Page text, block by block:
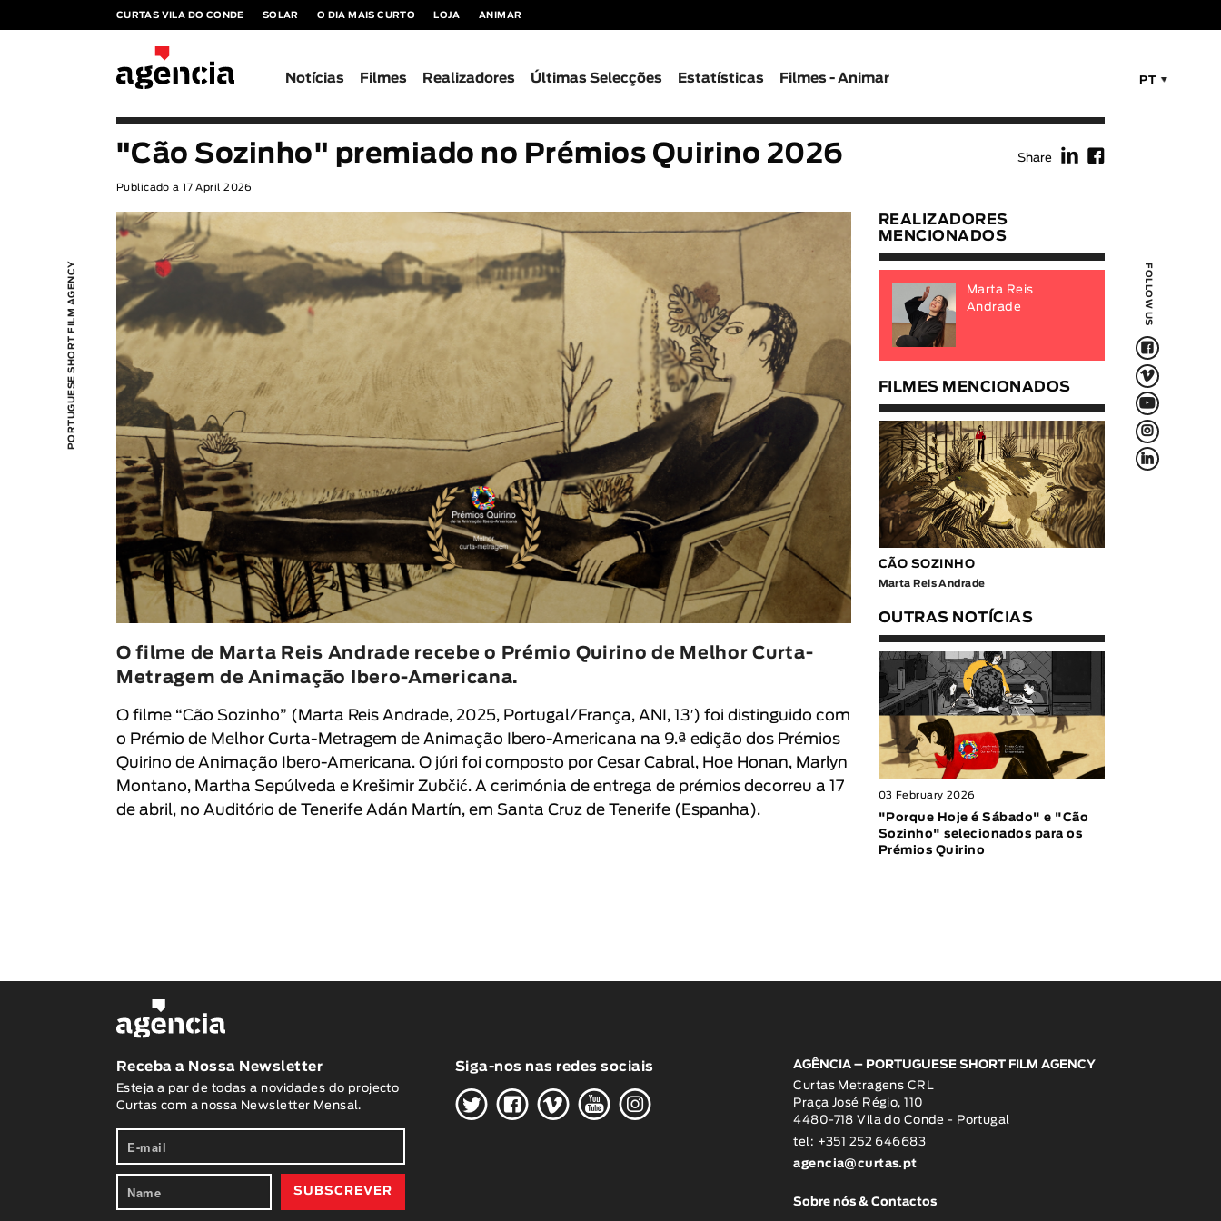
CURTAS VILA DO CONDE SOLAR O DIA MAIS CURTO LOJA ANIMAR
PT
Notícias Filmes Realizadores Últimas Selecções Estatísticas Filmes - Animar
PORTUGUESE SHORT FILM AGENCY FOLLOW US
F
V
Q
L
f
"Cão Sozinho" premiado no Prémios Quirino 2026
Publicado a 17 April 2026
Share f F
O filme de Marta Reis Andrade recebe o Prémio Quirino de Melhor Curta-
Metragem de Animação Ibero-Americana.
O filme “Cão Sozinho” ( Marta Reis Andrade, 2025, Portugal/França, ANI, 13′) foi distinguido com
o Prémio de Melhor Curta-Metragem de Animação Ibero-Americana na 9.ª edição dos Prémios
Quirino de Animação Ibero-Americana. O júri foi composto por Cesar Cabral, Hoe Honan, Marlyn
Montano, Martha Sepúlveda e Krešimir Zubčić. A cerimónia de entrega de prémios decorreu a 17
de abril, no Auditório de Tenerife Adán Martín, em Santa Cruz de Tenerife (Espanha).
REALIZADORES
MENCIONADOS
Marta Reis
Andrade
FILMES MENCIONADOS
CÃO SOZINHO
Marta Reis Andrade
OUTRAS NOTÍCIAS
03 February 2026
"Porque Hoje é Sábado" e "Cão
Sozinho" selecionados para os
Prémios Quirino
Receba a Nossa Newsletter
Esteja a par de todas a novidades do projecto
Curtas com a nossa Newsletter Mensal.
Siga-nos nas redes sociais
HGWOK
AGÊNCIA – PORTUGUESE SHORT FILM AGENCY
Curtas Metragens CRL
Praça José Régio, 110
4480-718 Vila do Conde - Portugal
tel: +351 252 646683
agencia@curtas.pt
Sobre nós & Contactos